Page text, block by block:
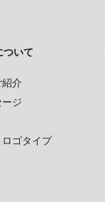
ついて
介
ジ
ゴタイプ